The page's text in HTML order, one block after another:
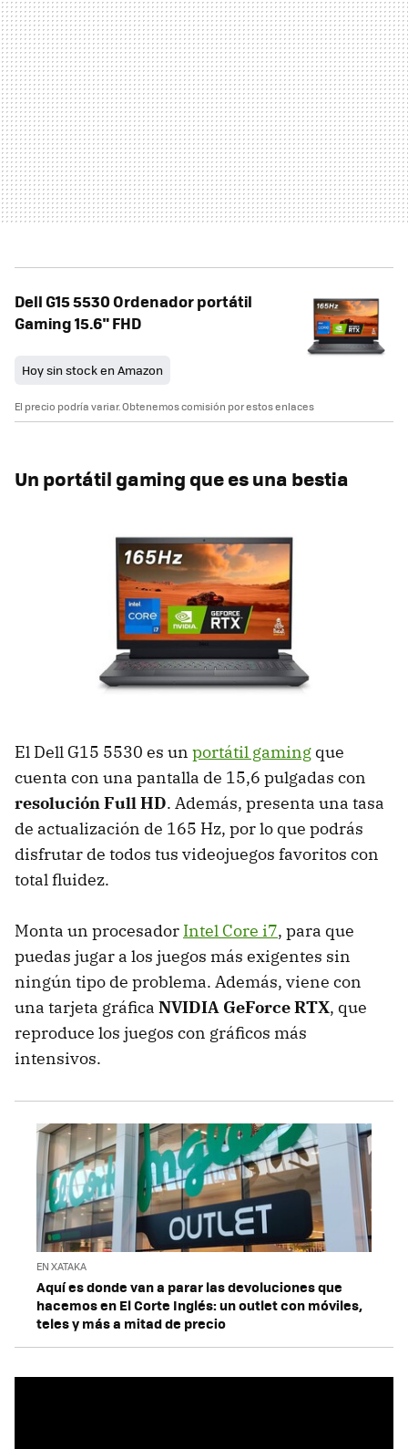
Dell G15 5530 Ordenador portátil
Gaming 15.6" FHD
Hoy sin stock en Amazon
El precio podría variar. Obtenemos comisión por estos enlaces
Un portátil gaming que es una bestia
El Dell G15 5530 es un portátil gaming que
cuenta con una pantalla de 15,6 pulgadas con
resolución Full HD. Además, presenta una tasa
de actualización de 165 Hz, por lo que podrás
disfrutar de todos tus videojuegos favoritos con
total fluidez.
Monta un procesador Intel Core i7, para que
puedas jugar a los juegos más exigentes sin
ningún tipo de problema. Además, viene con
una tarjeta gráfica NVIDIA GeForce RTX, que
reproduce los juegos con gráficos más
intensivos.
EN XATAKA
Aquí es donde van a parar las devoluciones que
hacemos en El Corte Inglés: un outlet con móviles,
teles y más a mitad de precio